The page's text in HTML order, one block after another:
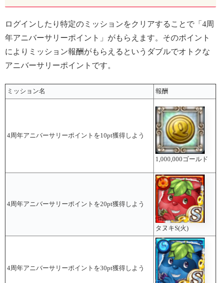
ログインしたり特定のミッションをクリアすることで「4周
年アニバーサリーポイント」がもらえます。そのポイント
によりミッション報酬がもらえるというダブルでオトクな
アニバーサリーポイントです。
ミッション名 報酬
4周年アニバーサリーポイントを10pt獲得しよう
1,000,000ゴールド
4周年アニバーサリーポイントを20pt獲得しよう
タヌキS(火)
4周年アニバーサリーポイントを30pt獲得しよう